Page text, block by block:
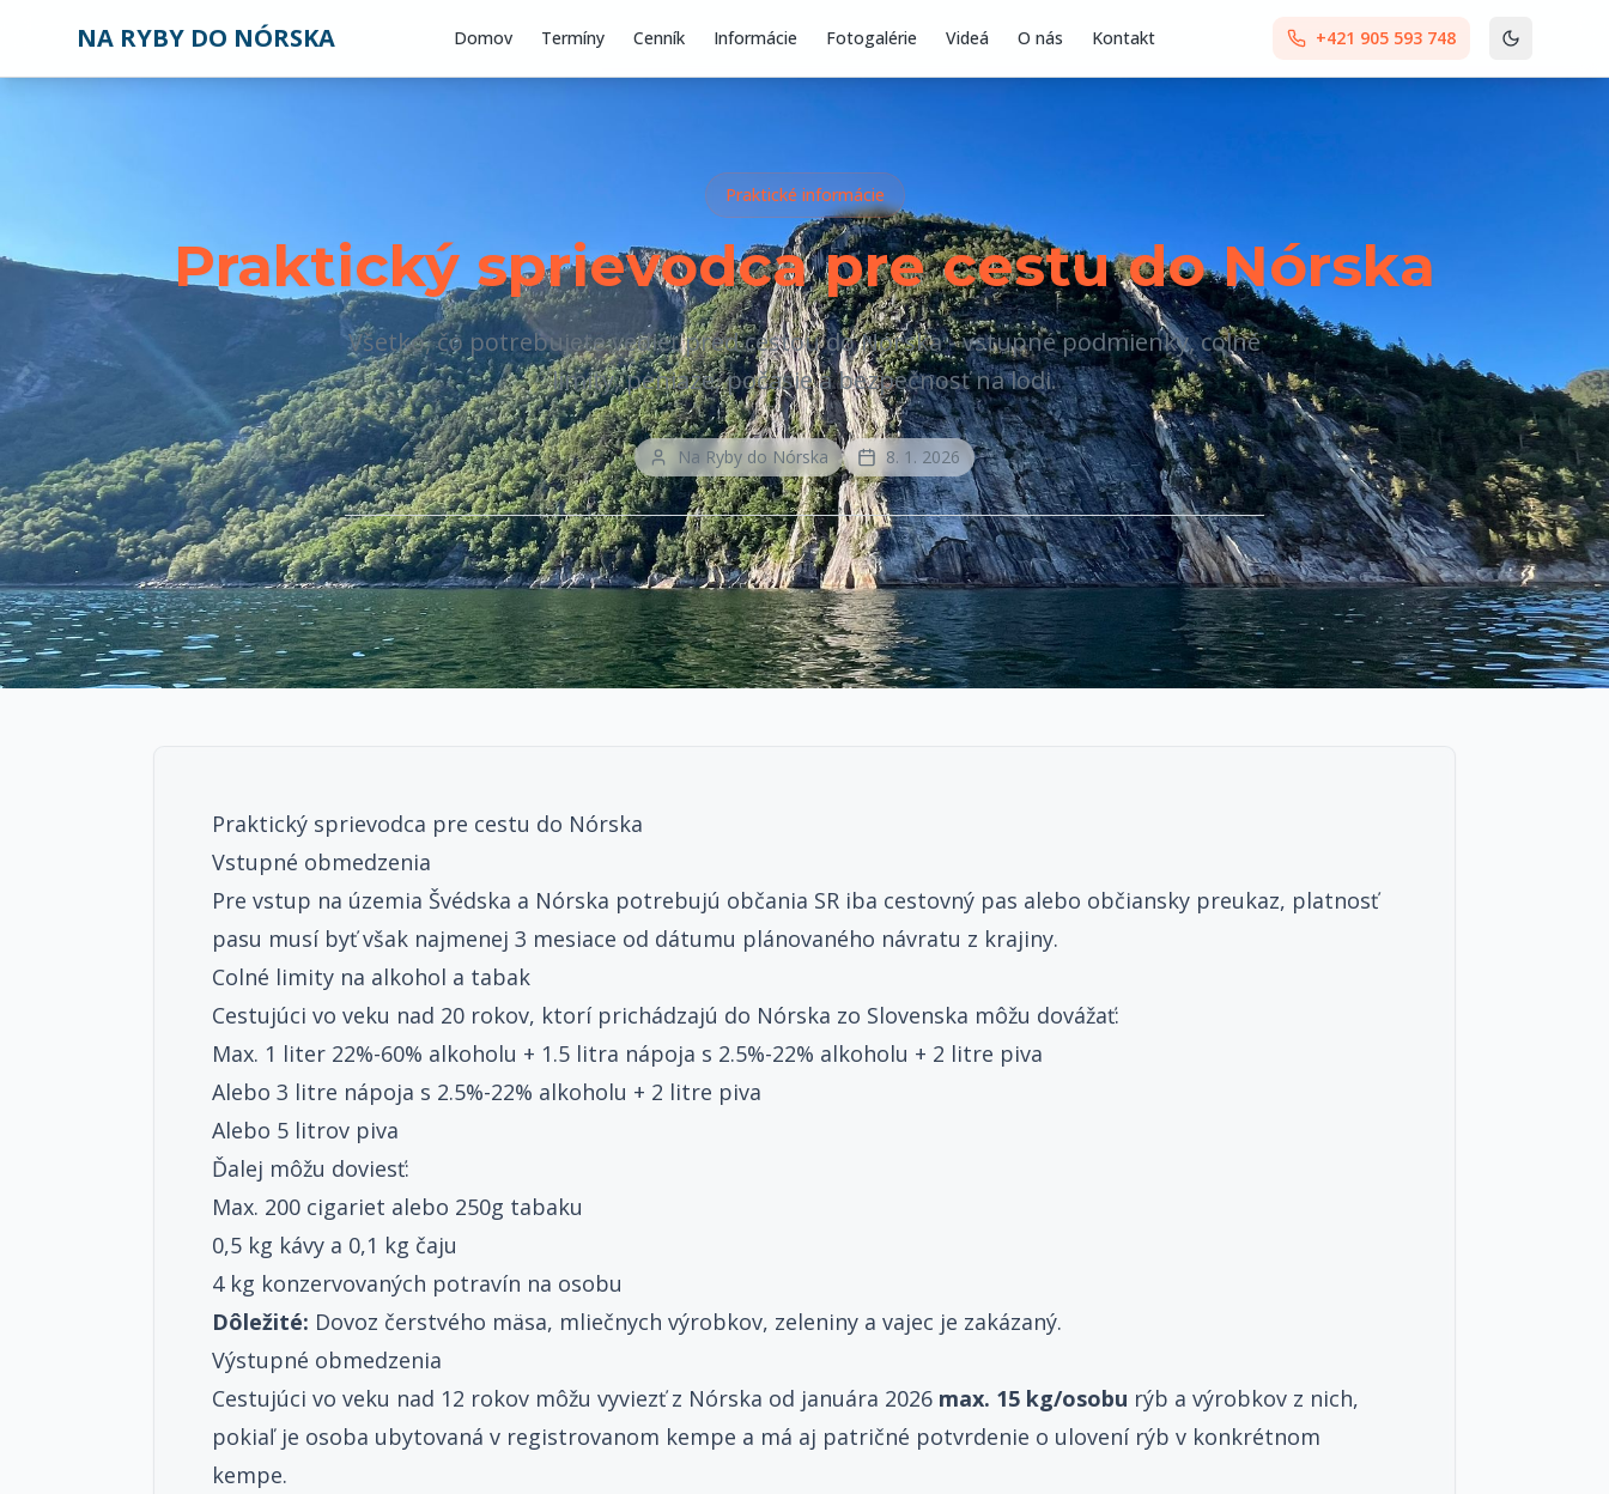
NA RYBY DO NÓRSKA Domov Termíny Cenník Informácie Fotogalérie Videá O nás Kontakt +421 905 593 748
Praktické informácie
Praktický sprievodca pre cestu do Nórska
Všetko, čo potrebujete vedieť pred cestou do Nórska - vstupné podmienky, colné
limity, peniaze, počasie a bezpečnosť na lodi.
Na Ryby do Nórska 8. 1. 2026
Praktický sprievodca pre cestu do Nórska
Vstupné obmedzenia
Pre vstup na územia Švédska a Nórska potrebujú občania SR iba cestovný pas alebo občiansky preukaz, platnosť
pasu musí byť však najmenej 3 mesiace od dátumu plánovaného návratu z krajiny.
Colné limity na alkohol a tabak
Cestujúci vo veku nad 20 rokov, ktorí prichádzajú do Nórska zo Slovenska môžu dovážať:
Max. 1 liter 22%-60% alkoholu + 1.5 litra nápoja s 2.5%-22% alkoholu + 2 litre piva
Alebo 3 litre nápoja s 2.5%-22% alkoholu + 2 litre piva
Alebo 5 litrov piva
Ďalej môžu doviesť:
Max. 200 cigariet alebo 250g tabaku
0,5 kg kávy a 0,1 kg čaju
4 kg konzervovaných potravín na osobu
Dôležité: Dovoz čerstvého mäsa, mliečnych výrobkov, zeleniny a vajec je zakázaný.
Výstupné obmedzenia
Cestujúci vo veku nad 12 rokov môžu vyviezť z Nórska od januára 2026 max. 15 kg/osobu rýb a výrobkov z nich,
pokiaľ je osoba ubytovaná v registrovanom kempe a má aj patričné potvrdenie o ulovení rýb v konkrétnom
kempe.